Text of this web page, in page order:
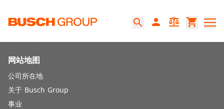
search person balance shopping_cart
网站地图
公司所在地
关于 Busch Group
事业